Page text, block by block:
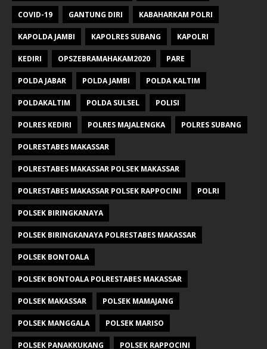
COVID-19 GANTUNG DIRI KABAHARKAM POLRI
KAPOLDA JAMBI KAPOLRES SUBANG KAPOLRI
KEDIRI OPSZEBRAMAHAKAM2020 PARE
POLDA JABAR POLDA JAMBI POLDA KALTIM
POLDAKALTIM POLDA SULSEL POLISI
POLRES KEDIRI POLRES MAJALENGKA POLRES SUBANG
POLRESTABES MAKASSAR
POLRESTABES MAKASSAR POLSEK MAKASSAR
POLRESTABES MAKASSAR POLSEK RAPPOCINI POLRI
POLSEK BIRINGKANAYA
POLSEK BIRINGKANAYA POLRESTABES MAKASSAR
POLSEK BONTOALA
POLSEK BONTOALA POLRESTABES MAKASSAR
POLSEK MAKASSAR POLSEK MAMAJANG
POLSEK MANGGALA POLSEK MARISO
POLSEK PANAKKUKANG POLSEK RAPPOCINI